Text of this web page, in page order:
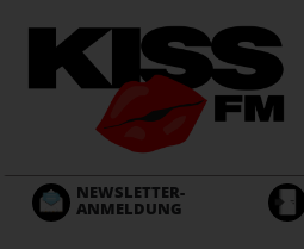
zum
NEWSLETTER-
ANMELDUNG